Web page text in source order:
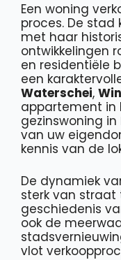
Een woning
proces. De stad
met haar
ontwikkelingen
en residentiële
een
Waterschei,
appartement in
gezinswoning in
van uw
kennis van de
De dynamiek
sterk van straat
geschiedenis
ook de
vlot